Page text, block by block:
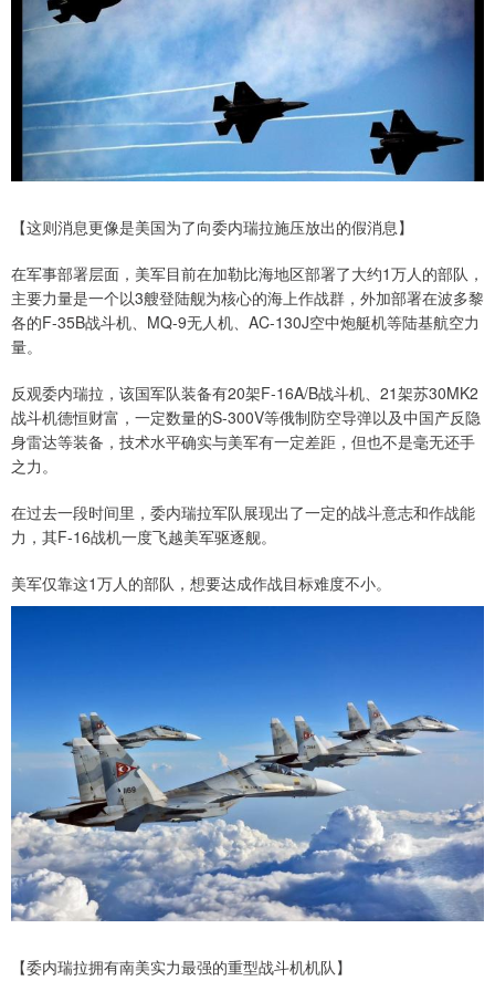
【这则消息更像是美国为了向委内瑞拉施压放出的假消息】
在军事部署层面，美军目前在加勒比海地区部署了大约1万人的部队，
主要力量是一个以3艘登陆舰为核心的海上作战群，外加部署在波多黎
各的F-35B战斗机、MQ-9无人机、AC-130J空中炮艇机等陆基航空力
量。
反观委内瑞拉，该国军队装备有20架F-16A/B战斗机、21架苏30MK2
战斗机德恒财富，一定数量的S-300V等俄制防空导弹以及中国产反隐
身雷达等装备，技术水平确实与美军有一定差距，但也不是毫无还手
之力。
在过去一段时间里，委内瑞拉军队展现出了一定的战斗意志和作战能
力，其F-16战机一度飞越美军驱逐舰。
美军仅靠这1万人的部队，想要达成作战目标难度不小。
【委内瑞拉拥有南美实力最强的重型战斗机机队】